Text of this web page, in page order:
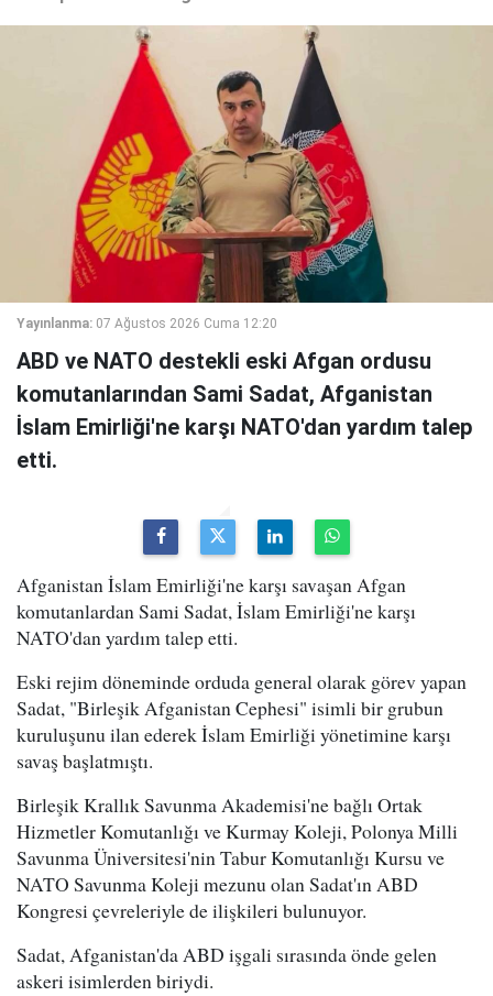
Yayınlanma: 07 Ağustos 2026 Cuma 12:20
ABD ve NATO destekli eski Afgan ordusu
komutanlarından Sami Sadat, Afganistan
İslam Emirliği'ne karşı NATO'dan yardım talep
etti.
Afganistan İslam Emirliği'ne karşı savaşan Afgan
komutanlardan Sami Sadat, İslam Emirliği'ne karşı
NATO'dan yardım talep etti.
Eski rejim döneminde orduda general olarak görev yapan
Sadat, "Birleşik Afganistan Cephesi" isimli bir grubun
kuruluşunu ilan ederek İslam Emirliği yönetimine karşı
savaş başlatmıştı.
Birleşik Krallık Savunma Akademisi'ne bağlı Ortak
Hizmetler Komutanlığı ve Kurmay Koleji, Polonya Milli
Savunma Üniversitesi'nin Tabur Komutanlığı Kursu ve
NATO Savunma Koleji mezunu olan Sadat'ın ABD
Kongresi çevreleriyle de ilişkileri bulunuyor.
Sadat, Afganistan'da ABD işgali sırasında önde gelen
askeri isimlerden biriydi.